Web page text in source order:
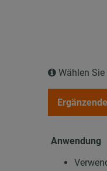
Wählen
Anwendung